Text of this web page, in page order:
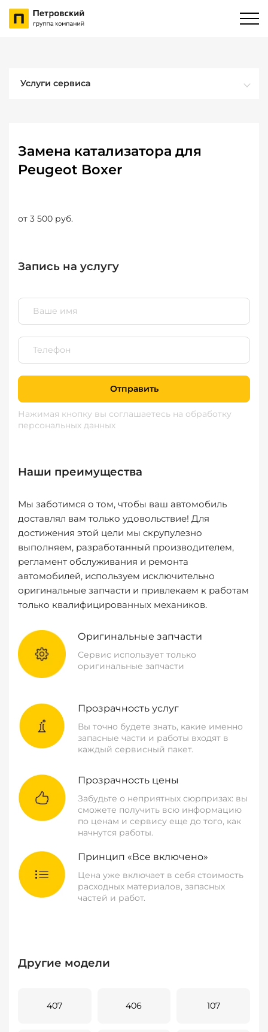
Услуги сервиса
Замена катализатора для
Peugeot Boxer
от 3 500 руб.
Запись на услугу
Отправить
Нажимая кнопку вы соглашаетесь на обработку
персональных данных
Наши преимущества
Мы заботимся о том, чтобы ваш автомобиль
доставлял вам только удовольствие! Для
достижения этой цели мы скрупулезно
выполняем, разработанный производителем,
регламент обслуживания и ремонта
автомобилей, используем исключительно
оригинальные запчасти и привлекаем к работам
только квалифицированных механиков.
Оригинальные запчасти
Сервис использует только
оригинальные запчасти
Прозрачность услуг
Вы точно будете знать, какие именно
запасные части и работы входят в
каждый сервисный пакет.
Прозрачность цены
Забудьте о неприятных сюрпризах: вы
сможете получить всю информацию
по ценам и сервису еще до того, как
начнутся работы.
Принцип «Все включено»
Цена уже включает в себя стоимость
расходных материалов, запасных
частей и работ.
Другие модели
407 406 107